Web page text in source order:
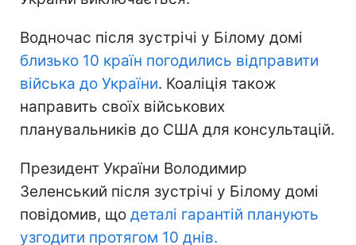
Водночас після зустрічі у Білому домі
близько 10 країн погодились відправити
війська до України. Коаліція також
направить своїх військових
планувальників до США для консультацій.
Президент України Володимир
Зеленський після зустрічі у Білому домі
повідомив, що деталі гарантій планують
узгодити протягом 10 днів.